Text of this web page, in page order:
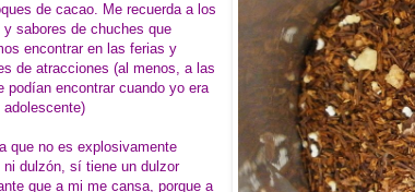
de cacao. Me recuerda a los
y sabores de chuches que
encontrar en las ferias y
de atracciones (al menos, a las
podían encontrar cuando yo era
adolescente)
que no es explosivamente
ni dulzón, sí tiene un dulzor
que a mi me cansa, porque a